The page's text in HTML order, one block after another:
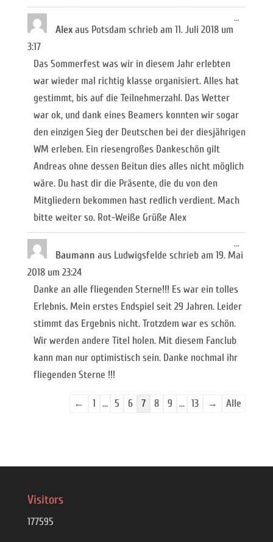
Alex aus Potsdam schrieb am 11. Juli 2018 um
3:17
Das Sommerfest was wir in diesem Jahr erlebten
war wieder mal richtig klasse organisiert. Alles hat
gestimmt, bis auf die Teilnehmerzahl. Das Wetter
war ok, und dank eines Beamers konnten wir sogar
den einzigen Sieg der Deutschen bei der diesjährigen
WM erleben. Ein riesengroßes Dankeschön gilt
Andreas ohne dessen Beitun dies alles nicht möglich
wäre. Du hast dir die Präsente, die du von den
Mitgliedern bekommen hast redlich verdient. Mach
bitte weiter so. Rot-Weiße Grüße Alex
...
Baumann aus Ludwigsfelde schrieb am 19. Mai
2018 um 23:24
Danke an alle fliegenden Sterne!!! Es war ein tolles
Erlebnis. Mein erstes Endspiel seit 29 Jahren. Leider
stimmt das Ergebnis nicht. Trotzdem war es schön.
Wir werden andere Titel holen. Mit diesem Fanclub
kann man nur optimistisch sein. Danke nochmal ihr
fliegenden Sterne !!!
...
Metabox
ein-/
Navigation
← 1 ... 5 6 7 8 9 ... 13 → Alle
Visitors
177595